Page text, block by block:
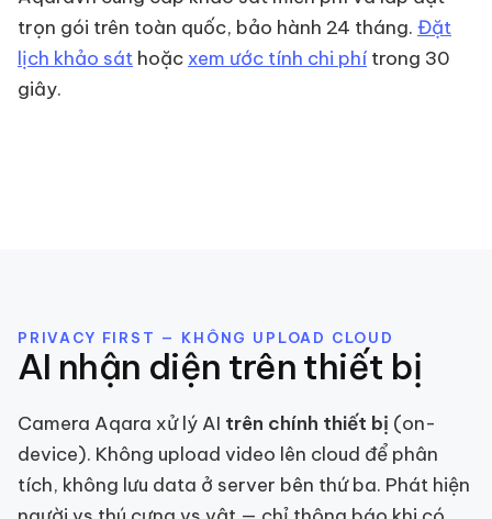
trọn gói trên toàn quốc, bảo hành 24 tháng. Đặt
lịch khảo sát hoặc xem ước tính chi phí trong 30
giây.
PRIVACY FIRST — KHÔNG UPLOAD CLOUD
AI nhận diện trên thiết bị
Camera Aqara xử lý AI trên chính thiết bị (on-
device). Không upload video lên cloud để phân
tích, không lưu data ở server bên thứ ba. Phát hiện